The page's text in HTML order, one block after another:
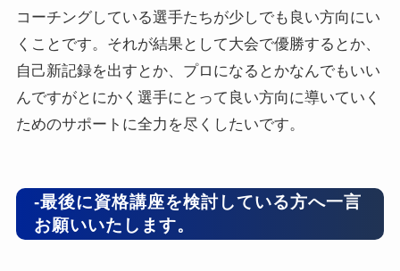
コーチングしている選手たちが少しでも良い方向にい
くことです。それが結果として大会で優勝するとか、
自己新記録を出すとか、プロになるとかなんでもいい
んですがとにかく選手にとって良い方向に導いていく
ためのサポートに全力を尽くしたいです。
-最後に資格講座を検討している方へ一言
お願いいたします。